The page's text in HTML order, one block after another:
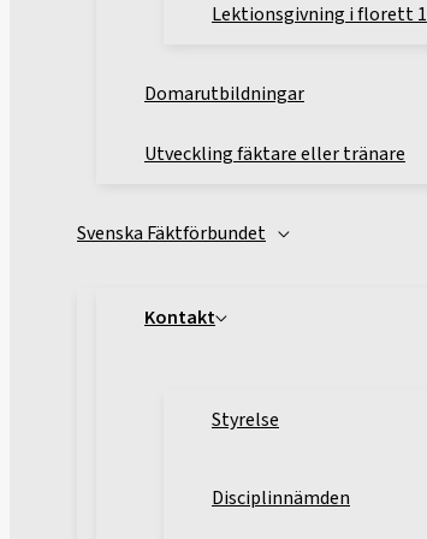
Lektionsgivning i florett 1
Domarutbildningar
Utveckling fäktare eller tränare
Svenska Fäktförbundet
Kontakt
Styrelse
Disciplinnämden